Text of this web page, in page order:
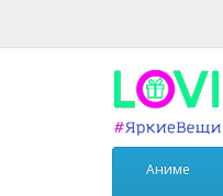
Аниме